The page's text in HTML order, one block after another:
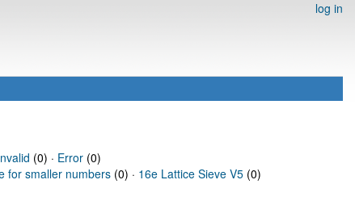
log in
(0) · Error(0)
for smaller numbers (0) · 16e Lattice Sieve V5 (0)